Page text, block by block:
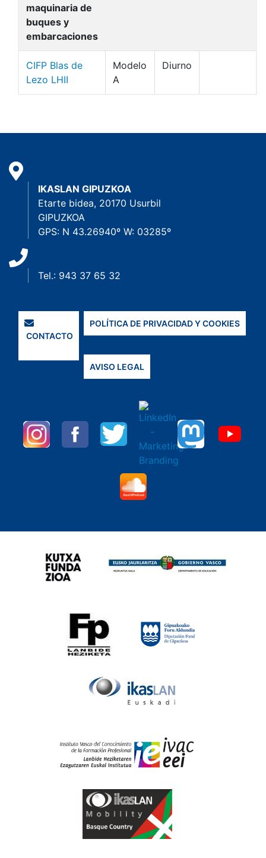
maquinaria de
buques y
embarcaciones
CIFP Blas de
Lezo LHII
Modelo
A
Diurno
IKASLAN GIPUZKOA
Etarte bidea, 20170 Usurbil
GIPUZKOA
GPS: N 43.26940º W: 03285º
Tel.: 943 37 65 32
CONTACTO
POLÍTICA DE PRIVACIDAD Y COOKIES
AVISO LEGAL